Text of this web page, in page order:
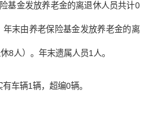
基金发放养老金的离退休人员共计0
末由养老保险基金发放养老金的离
8人）。年末遗属人员1人。
车辆1辆，超编0辆。